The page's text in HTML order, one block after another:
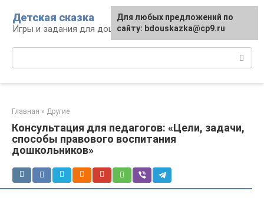
контенту
Детская сказка
Игры и задания для дошкольников
Главная » Другие
Консультация для педагогов: «Цели, задачи,
способы правового воспитания
дошкольников»
Для любых предложений по
сайту: bdouskazka@cp9.ru